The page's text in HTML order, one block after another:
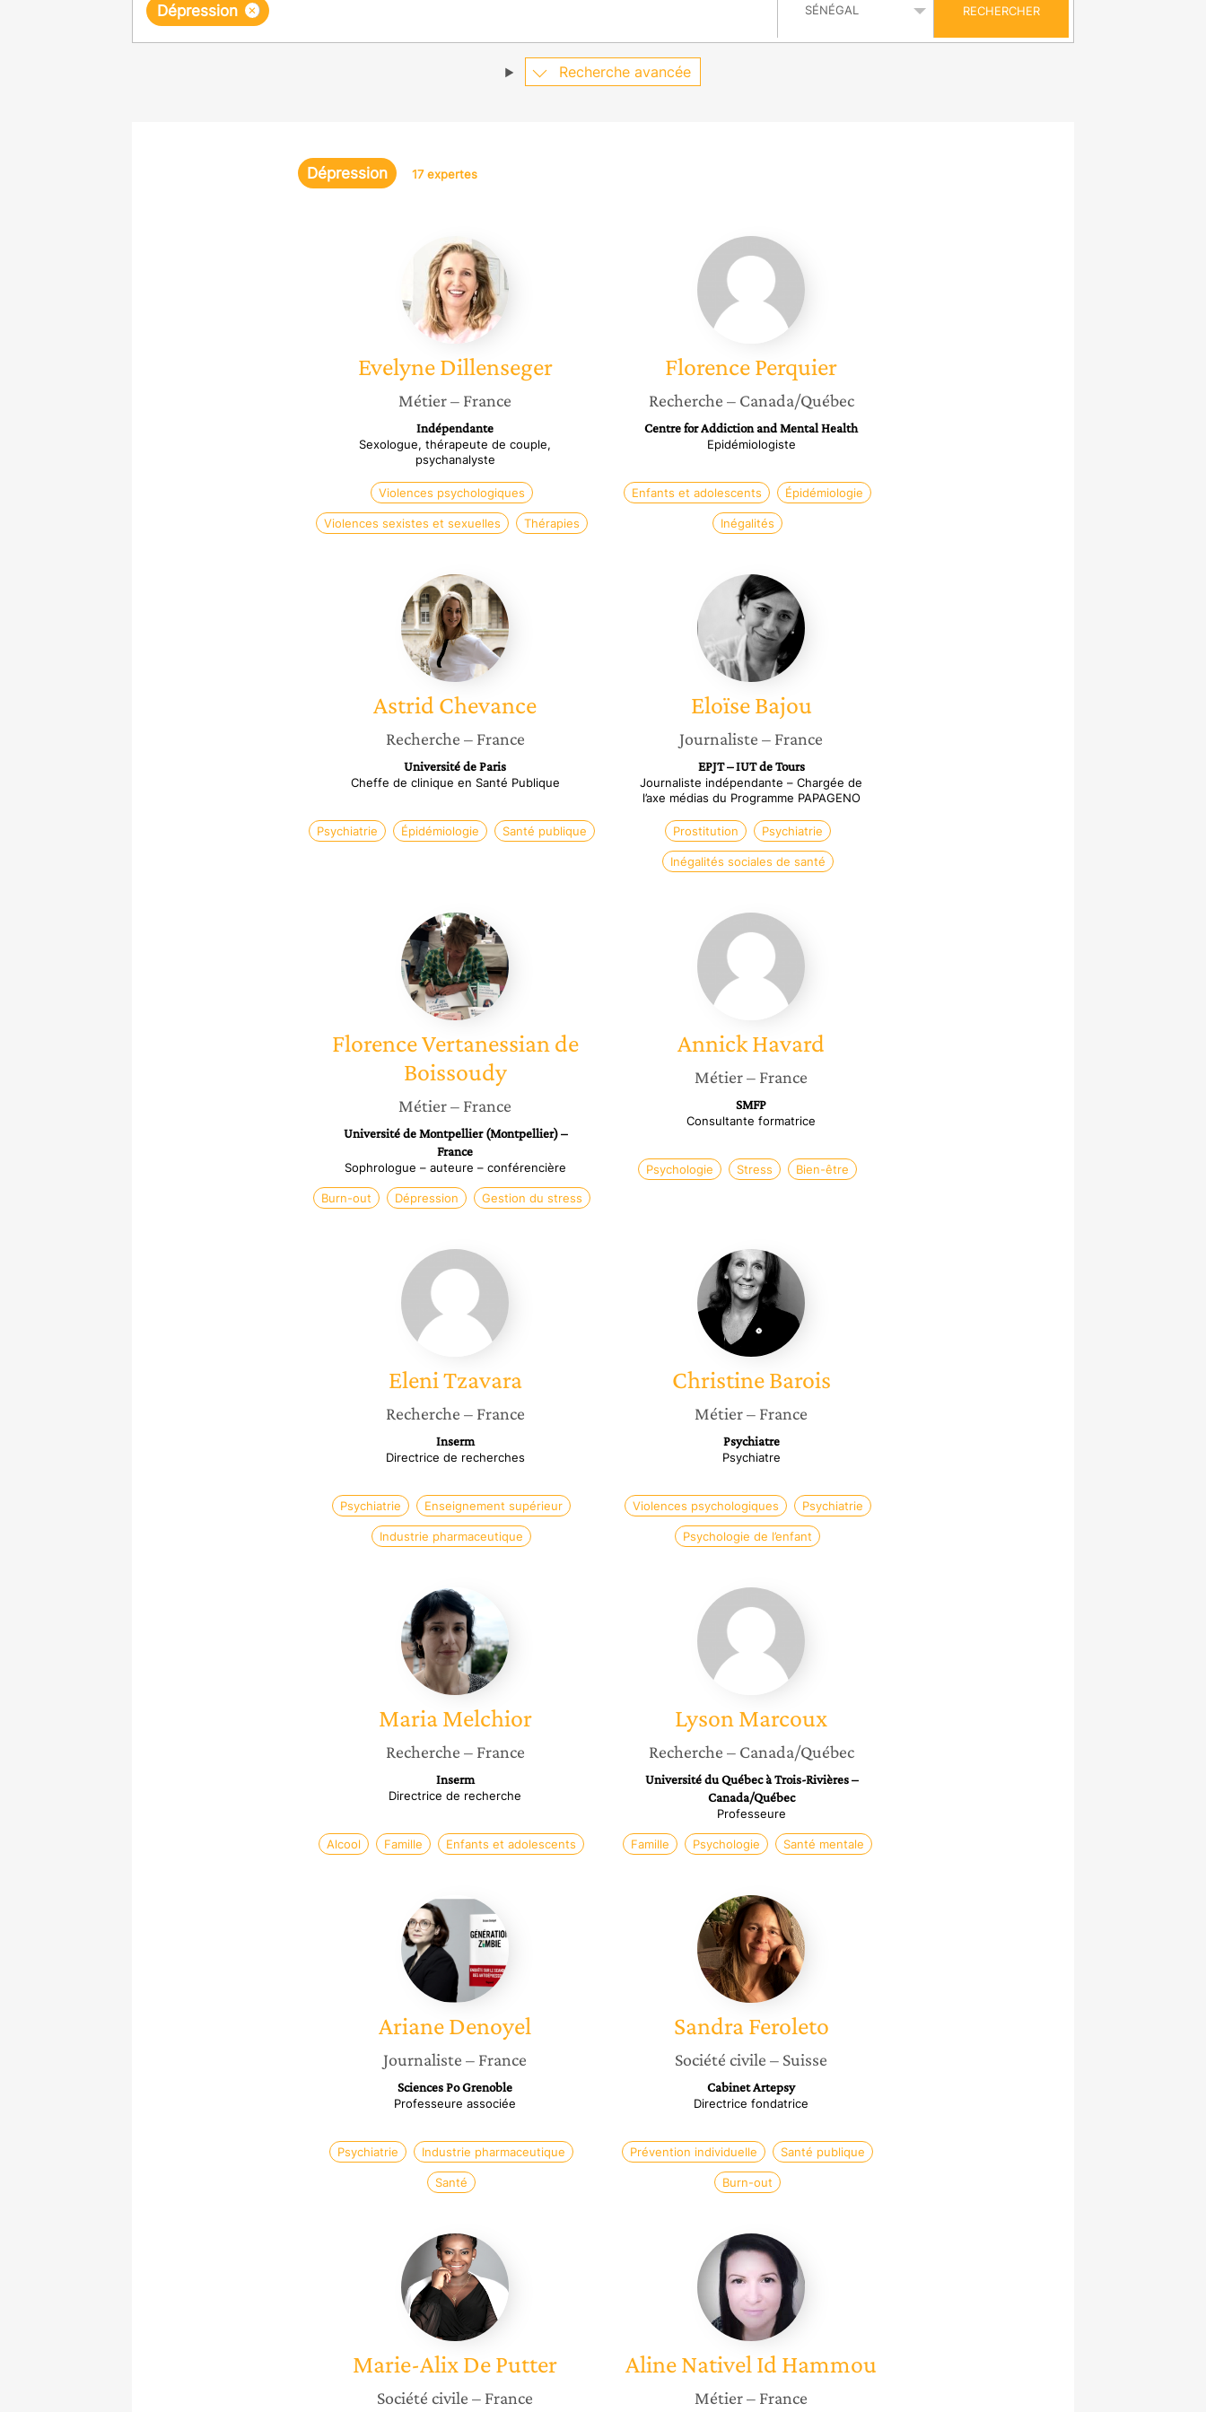
×
Dépression RECHERCHER
Recherche avancée
Dépression 17 expertes
Evelyne
Dillenseger
Evelyne Dillenseger
Métier– France
Indépendante
Sexologue, thérapeute de couple,
psychanalyste
Violences psychologiques
Violences sexistes et sexuelles Thérapies
Florence
Perquier
FlorencePerquier
Recherche – Canada/Québec
Centre for Addiction and Mental Health
Epidémiologiste
Enfants et adolescents Épidémiologie
Inégalités
Astrid
Chevance
Astrid Chevance
Recherche – France
Université de Paris
Cheffe de clinique en Santé Publique
Psychiatrie Épidémiologie Santé publique
Eloïse
Bajou
Eloïse Bajou
Journaliste – France
EPJT – IUT de Tours
Journaliste indépendante – Chargée de
l’axe médias du Programme PAPAGENO
Prostitution Psychiatrie
Inégalités sociales de santé
Florence
Vertanessian
de
Boissoudy
FlorenceVertanessian de
Boissoudy
Métier– France
Université de Montpellier (Montpellier) –
France
Sophrologue – auteure – conférencière
Burn-out Dépression Gestion du stress
Annick
Havard
AnnickHavard
Métier– France
SMFP
Consultante formatrice
Psychologie Stress Bien-être
Eleni
Tzavara
EleniTzavara
Recherche – France
Inserm
Directrice de recherches
Psychiatrie Enseignement supérieur
Industrie pharmaceutique
Christine
Barois
Christine Barois
Métier– France
Psychiatre
Psychiatre
Violences psychologiques Psychiatrie
Psychologie de l’enfant
Maria
Melchior
Maria Melchior
Recherche – France
Inserm
Directrice de recherche
Alcool Famille Enfants et adolescents
Lyson
Marcoux
Lyson Marcoux
Recherche – Canada/Québec
Université du Québec à Trois-Rivières –
Canada/Québec
Professeure
Famille Psychologie Santé mentale
Ariane
Denoyel
ArianeDenoyel
Journaliste – France
Sciences Po Grenoble
Professeure associée
Psychiatrie Industrie pharmaceutique
Santé
Sandra
Feroleto
Sandra Feroleto
Société civile – Suisse
Cabinet Artepsy
Directrice fondatrice
Prévention individuelle Santé publique
Burn-out
Marie-
Alix
De
Putter
Marie-Alix De Putter
Société civile – France
Aline
Nativel
Id
Hammou
AlineNativel Id Hammou
Métier– France